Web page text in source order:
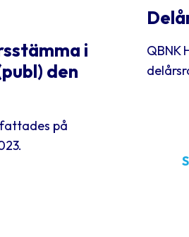
i
den
på
QBNK